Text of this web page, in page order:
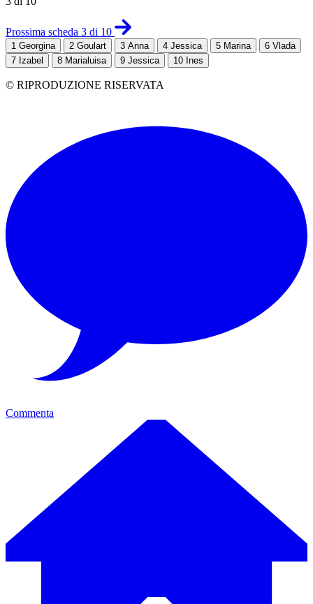
Prossima scheda 3 di 10
1 Georgina 2 Goulart 3 Anna 4 Jessica 5 Marina 6 Vlada
7 Izabel 8 Marialuisa 9 Jessica 10 Ines
© RIPRODUZIONE RISERVATA
Commenta